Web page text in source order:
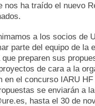
nos ha traído el nuevo
a los socios de
parte del equipo de la
que preparen sus
de cara a la
en el concurso IARU
se enviarán a
hasta el 30 de